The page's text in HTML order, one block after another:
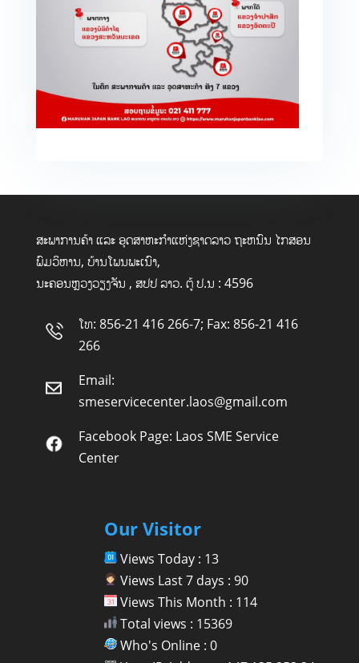
ສະພາການຄ້າ ແລະ ອຸດສາຫະກໍາແຫ່ງຊາດລາວ ຖະຫນົນ ໄກສອນ
ພົມວິຫານ, ບ້ານໂພນພະເນົາ,
ນະຄອນຫຼວງວຽງຈັນ , ສປປ ລາວ. ຕູ້ ປ.ນ : 4596
ໂທ: 856-21 416 266-7; Fax: 856-21 416
266
Email:
smeservicecenter.laos@gmail.com
Facebook Page: Laos SME Service
Center
Our Visitor
Views Today : 13
Views Last 7 days : 90
Views This Month : 114
Total views : 15369
Who's Online : 0